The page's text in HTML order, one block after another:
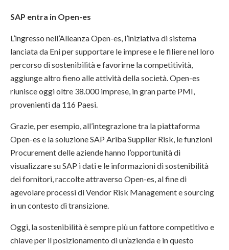
SAP entra in Open-es
L’ingresso nell’Alleanza Open-es, l’iniziativa di sistema
lanciata da Eni per supportare le imprese e le filiere nel loro
percorso di sostenibilità e favorirne la competitività,
aggiunge altro fieno alle attività della società. Open-es
riunisce oggi oltre 38.000 imprese, in gran parte PMI,
provenienti da 116 Paesi.
Grazie, per esempio, all’integrazione tra la piattaforma
Open-es e la soluzione SAP Ariba Supplier Risk, le funzioni
Procurement delle aziende hanno l’opportunità di
visualizzare su SAP i dati e le informazioni di sostenibilità
dei fornitori, raccolte attraverso Open-es, al fine di
agevolare processi di Vendor Risk Management e sourcing
in un contesto di transizione.
Oggi, la sostenibilità è sempre più un fattore competitivo e
chiave per il posizionamento di un’azienda e in questo